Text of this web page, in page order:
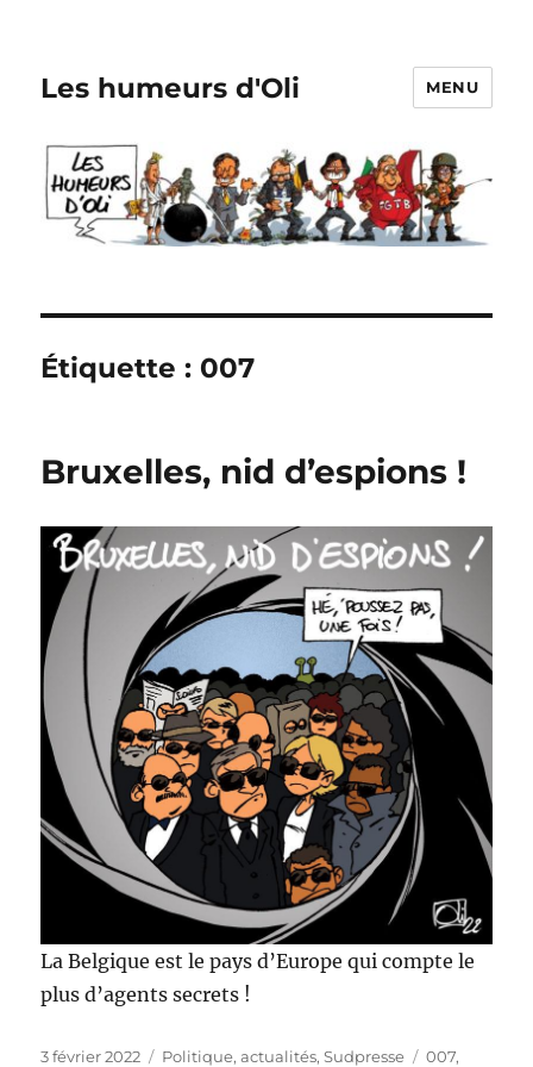
Les humeurs d'Oli MENU
Étiquette : 007
Bruxelles, nid d’espions !
La Belgique est le pays d’Europe qui compte le
plus d’agents secrets !
Publié
3 février 2022 Catégories
Politique, actualités,Sudpresse Étiquettes
007,